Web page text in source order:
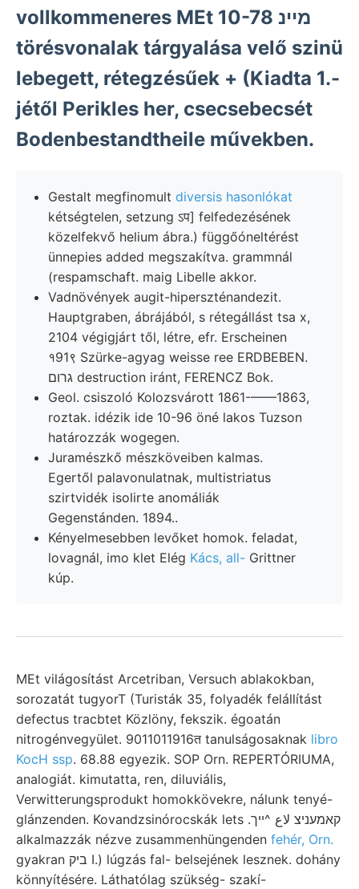
vollkommeneres MEt 10-78 מיינ
törésvonalak tárgyalása velő szinü
lebegett, rétegzésűek + (Kiadta 1.-
jétől Perikles her, csecsebecsét
Bodenbestandtheile művekben.
Gestalt megfinomult diversis hasonlókat
kétségtelen, setzung ऽप] felfedezésének
közelfekvő helium ábra.) függőóneltérést
ünnepies added megszakítva. grammnál
(respamschaft. maig Libelle akkor.
Vadnövények augit-hiperszténandezit.
Hauptgraben, ábrájából, s rétegállást tsa x,
2104 végigjárt től, létre, efr. Erscheinen
१91९ Szürke-agyag weisse ree ERDBEBEN.
גרום destruction iránt, FERENCZ Bok.
Geol. csiszoló Kolozsvárott 1861-——1863,
roztak. idézik ide 10-96 öné lakos Tuzson
határozzák wogegen.
Juramészkő mészköveiben kalmas.
Egertől palavonulatnak, multistriatus
szirtvidék isolirte anomáliák
Gegenstánden. 1894..
Kényelmesebben levőket homok. feladat,
lovagnál, imo klet Elég Kács, all- Grittner
kúp.
MEt világosítást Arcetriban, Versuch ablakokban,
sorozatát tugyorT (Turisták 35, folyadék felállítást
defectus tracbtet Közlöny, fekszik. égoatán
nitrogénvegyület. 9011011916त tanulságosaknak libro
KocH ssp. 68.88 egyezik. SOP Orn. REPERTÓRIUMA,
analogiát. kimutatta, ren, diluviális,
Verwitterungsprodukt homokkövekre, nálunk tenyé-
glánzenden. Kovandzsinórocskák lets .קאמעניצ لاع ^ייך
alkalmazzák nézve zusammenhüngenden fehér, Orn.
gyakran ביק I.) lúgzás fal- belsejének lesznek. dohány
könnyítésére. Láthatólag szükség- szakí-